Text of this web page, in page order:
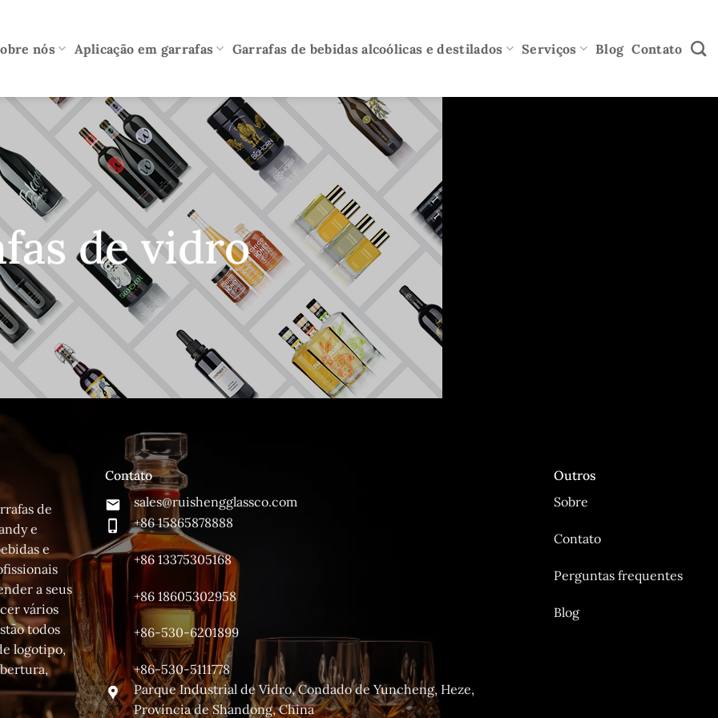
nós Aplicação em garrafas Garrafas de bebidas alcoólicas e destilados Serviços Blog Contato
de vidro
de
e
e
a seus
vários
todos
logotipo,
Contato
sales@ruishengglassco.com
+86 15865878888
+86 13375305168
+86 18605302958
+86-530-6201899
+86-530-5111778
Parque Industrial de Vidro, Condado de Yuncheng, Heze,
Província de Shandong, China
Outros
Sobre
Contato
Perguntas frequentes
Blog